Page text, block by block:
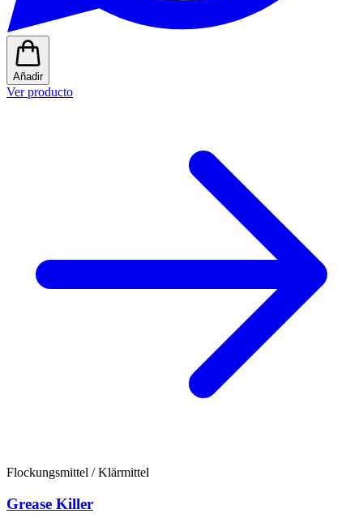
Añadir
Ver producto
Flockungsmittel / Klärmittel
Grease Killer